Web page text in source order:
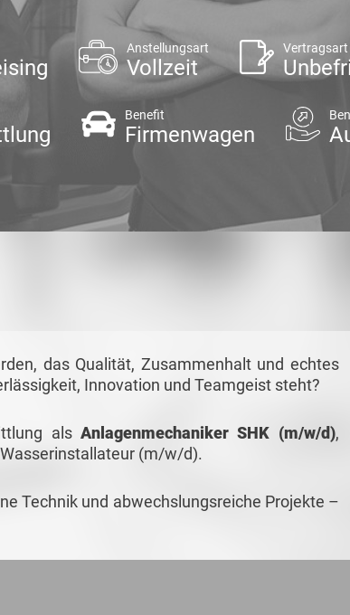
Anstellungsart
Vollzeit
Vertragsart
Benefit
Firmenwagen
das Qualität, Zusammenhalt und echtes
Innovation und Teamgeist steht?
alsAnlagenmechaniker SHK (m/w/d),
(m/w/d).
Technik und abwechslungsreiche Projekte –